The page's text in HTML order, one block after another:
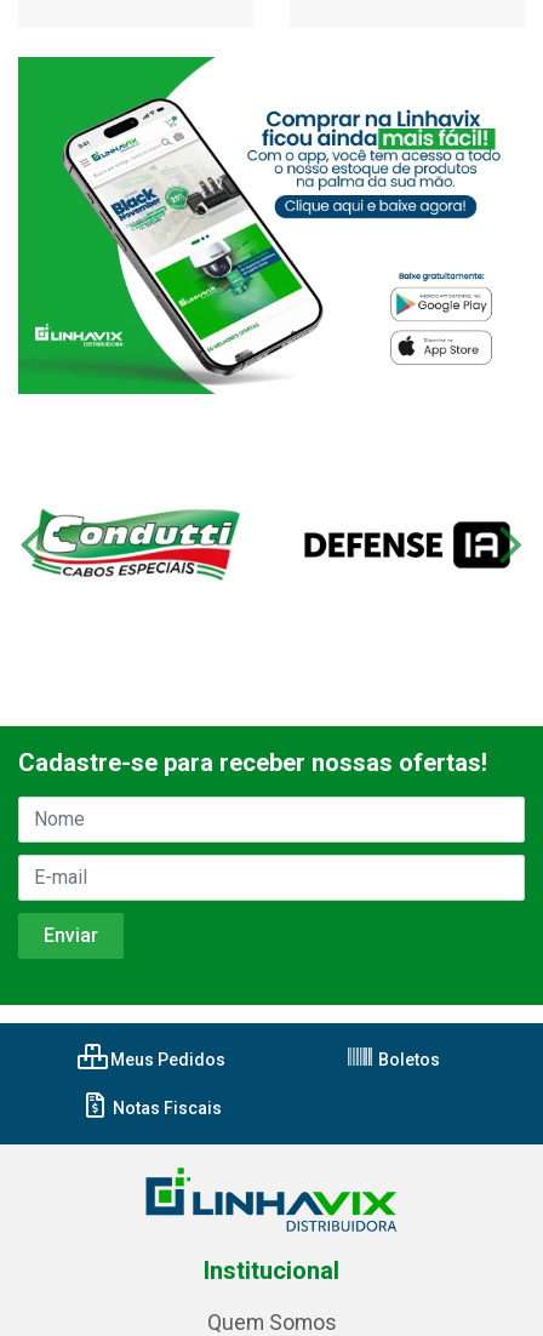
Cadastre-se para receber nossas ofertas!
Meus Pedidos Boletos
Notas Fiscais
Institucional
Quem Somos